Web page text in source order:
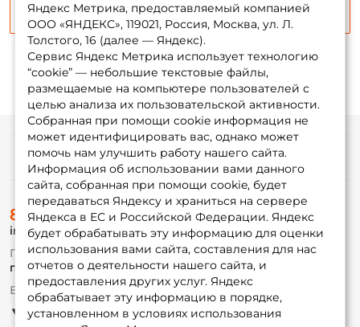
Сообщить о поступлении
Яндекс Метрика, предоставляемый компанией
ООО «ЯНДЕКС», 119021, Россия, Москва, ул. Л.
Толстого, 16 (далее — Яндекс).
Сервис Яндекс Метрика использует технологию
“cookie” — небольшие текстовые файлы,
размещаемые на компьютере пользователей с
целью анализа их пользовательской активности.
Собранная при помощи cookie информация не
может идентифицировать вас, однако может
помочь нам улучшить работу нашего сайта.
Информация об использовании вами данного
сайта, собранная при помощи cookie, будет
передаваться Яндексу и храниться на сервере
Яндекса в ЕС и Российской Федерации. Яндекс
будет обрабатывать эту информацию для оценки
использования вами сайта, составления для нас
отчетов о деятельности нашего сайта, и
предоставления других услуг. Яндекс
обрабатывает эту информацию в порядке,
установленном в условиях использования
Информация
О магазине
Доставка
Оплата
Fox-bonus
Гуру
Партнерская программа
8 (495) 532-77-88
info@foxfishing.ru
По вопросам с заказом
г. Москва, ул. Плеханова д.7
Ежедневно 10:00 до 20:00